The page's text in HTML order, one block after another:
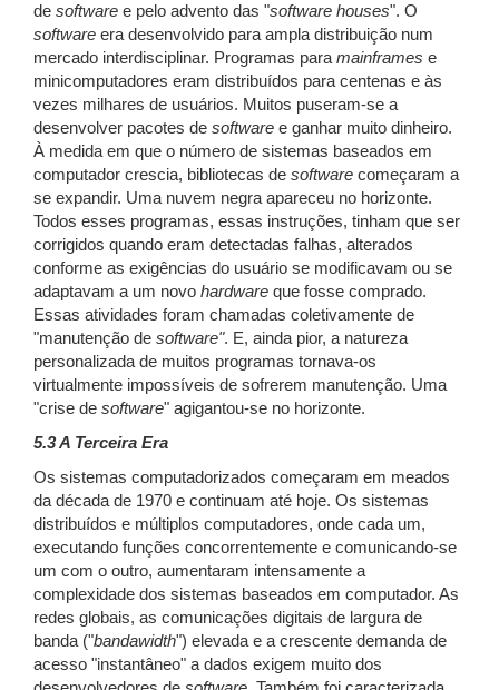
de software e pelo advento das "software houses". O
software era desenvolvido para ampla distribuição num
mercado interdisciplinar. Programas para mainframes e
minicomputadores eram distribuídos para centenas e às
vezes milhares de usuários. Muitos puseram-se a
desenvolver pacotes de software e ganhar muito dinheiro.
À medida em que o número de sistemas baseados em
computador crescia, bibliotecas de software começaram a
se expandir. Uma nuvem negra apareceu no horizonte.
Todos esses programas, essas instruções, tinham que ser
corrigidos quando eram detectadas falhas, alterados
conforme as exigências do usuário se modificavam ou se
adaptavam a um novo hardware que fosse comprado.
Essas atividades foram chamadas coletivamente de
"manutenção de software". E, ainda pior, a natureza
personalizada de muitos programas tornava-os
virtualmente impossíveis de sofrerem manutenção. Uma
"crise de software" agigantou-se no horizonte.
5.3 A Terceira Era
Os sistemas computadorizados começaram em meados
da década de 1970 e continuam até hoje. Os sistemas
distribuídos e múltiplos computadores, onde cada um,
executando funções concorrentemente e comunicando-se
um com o outro, aumentaram intensamente a
complexidade dos sistemas baseados em computador. As
redes globais, as comunicações digitais de largura de
banda ("bandawidth") elevada e a crescente demanda de
acesso "instantâneo" a dados exigem muito dos